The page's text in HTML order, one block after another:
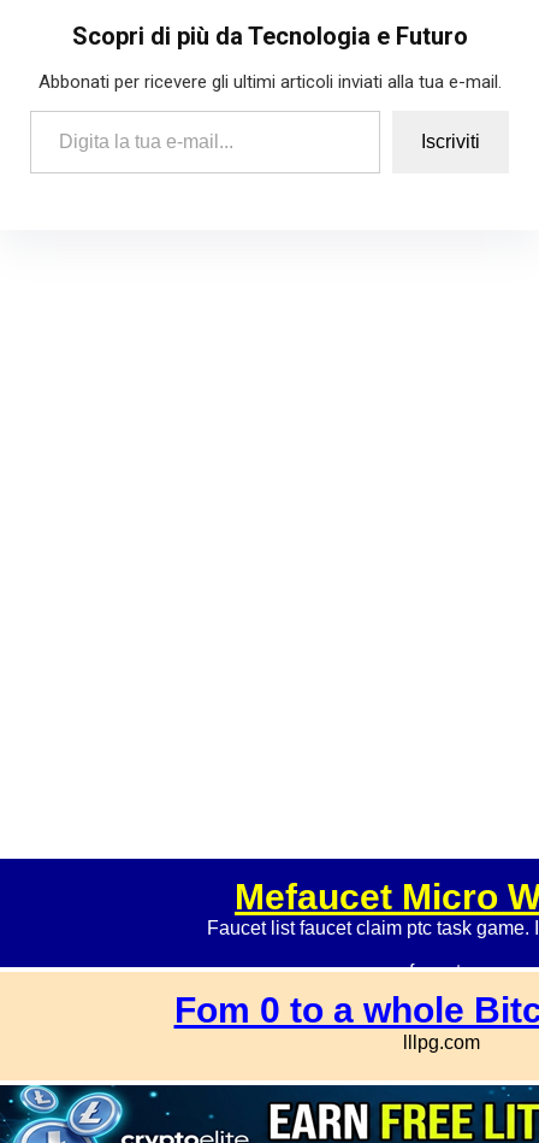
Scopri di più da Tecnologia e Futuro
Abbonati per ricevere gli ultimi articoli inviati alla tua e-mail.
Digita la tua e-mail...
Iscriviti